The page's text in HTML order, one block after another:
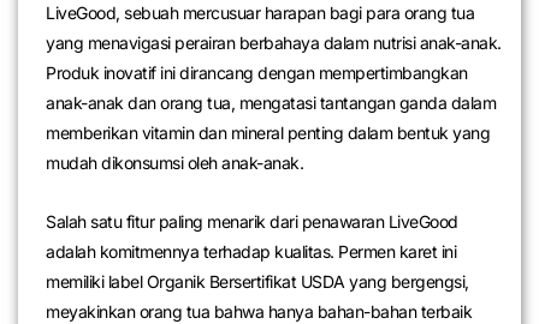
LiveGood, sebuah mercusuar harapan bagi para orang tua
yang menavigasi perairan berbahaya dalam nutrisi anak-anak.
Produk inovatif ini dirancang dengan mempertimbangkan
anak-anak dan orang tua, mengatasi tantangan ganda dalam
memberikan vitamin dan mineral penting dalam bentuk yang
mudah dikonsumsi oleh anak-anak.
Salah satu fitur paling menarik dari penawaran LiveGood
adalah komitmennya terhadap kualitas. Permen karet ini
memiliki label Organik Bersertifikat USDA yang bergengsi,
meyakinkan orang tua bahwa hanya bahan-bahan terbaik